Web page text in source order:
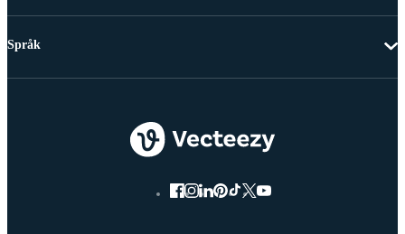
Språk